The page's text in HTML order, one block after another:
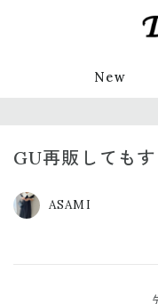
New
GU再販しても
ASAMI